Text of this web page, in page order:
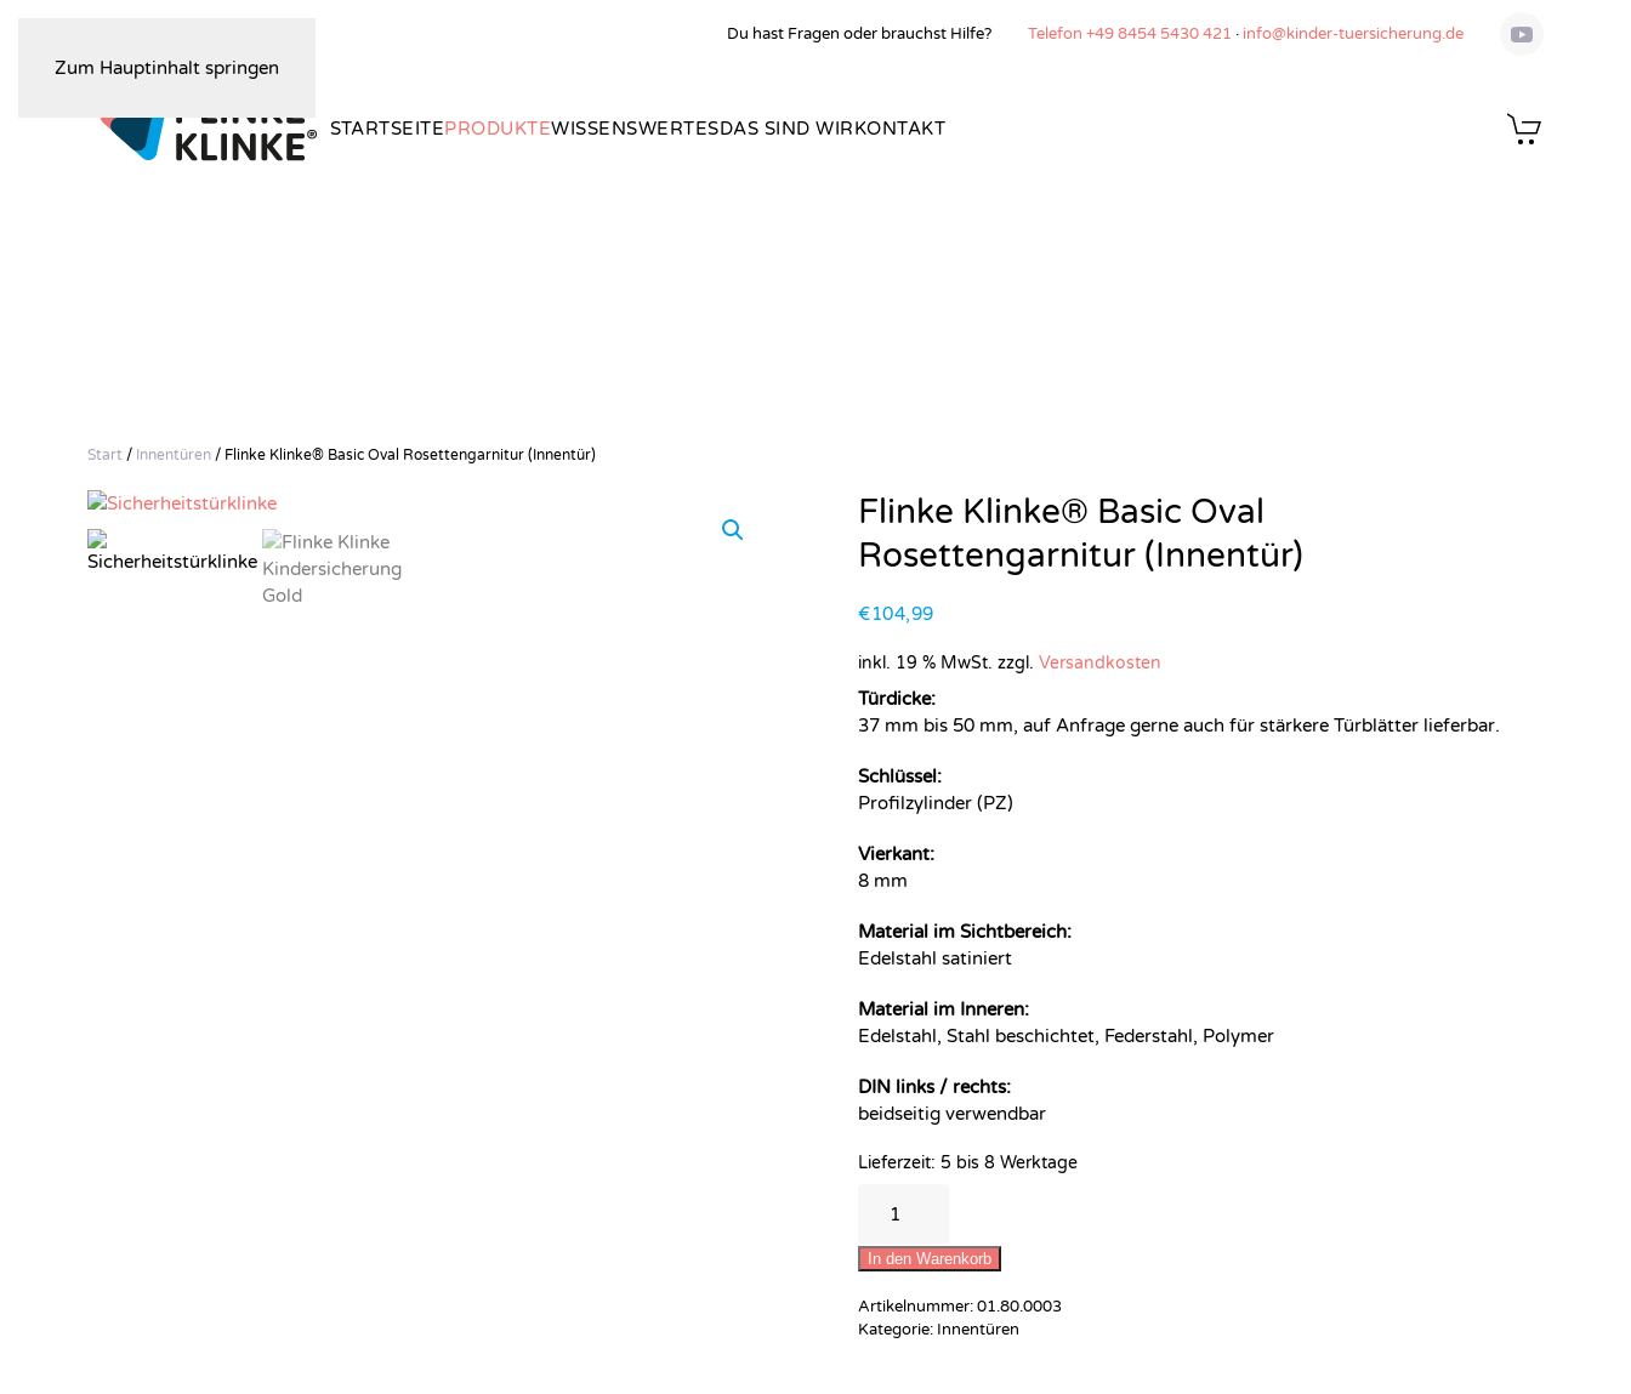
Zum Hauptinhalt springen
Du hast Fragen oder brauchst Hilfe? Telefon +49 8454 5430 421 · info@kinder-tuersicherung.de
STARTSEITEPRODUKTEWISSENSWERTESDAS SIND WIRKONTAKT
Start / Innentüren / Flinke Klinke® Basic Oval Rosettengarnitur (Innentür)
Flinke Klinke® Basic Oval
Rosettengarnitur (Innentür)
€104,99
inkl. 19 % MwSt. zzgl. Versandkosten
Türdicke:
37 mm bis 50 mm, auf Anfrage gerne auch für stärkere Türblätter lieferbar.
Schlüssel:
Profilzylinder (PZ)
Vierkant:
8 mm
Material im Sichtbereich:
Edelstahl satiniert
Material im Inneren:
Edelstahl, Stahl beschichtet, Federstahl, Polymer
DIN links / rechts:
beidseitig verwendbar
Lieferzeit: 5 bis 8 Werktage
Klinke®
Basic
Oval
Rosettengarnitur
(Innentür)
In den Warenkorb
Artikelnummer:01.80.0003
Kategorie: Innentüren